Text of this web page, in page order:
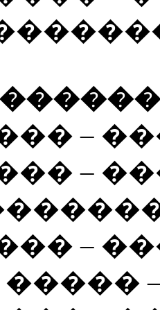
–
–
–
�����